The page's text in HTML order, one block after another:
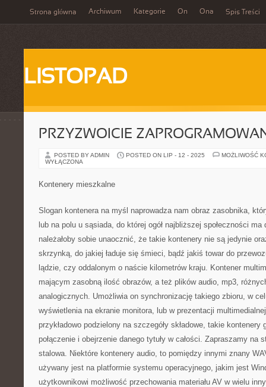
Strona główna Archiwum Kategorie On Ona Spis Treści
LISTOPAD
PRZYZWOICIE
POSTED BY ADMIN POSTED ON LIP - 12 - 2025
MOŻLIWOŚĆ
WYŁĄCZONA
Kontenery mieszkalne
Slogan kontenera na myśl naprowadza nam obraz zasobnika,
lub na polu u sąsiada, do której ogół najbliższej społeczności
należałoby sobie unaocznić, że takie kontenery nie są jedynie
skrzynką, do jakiej ładuje się śmieci, bądź jakiś towar do
lądzie, czy oddalonym o naście kilometrów kraju. Kontener
mającym zasobną ilość obrazów, a też plików audio, mp3,
analogicznych. Umożliwia on synchronizację takiego zbioru, w
wyświetlenia na ekranie monitora, lub w prezentacji
przykładowo podzielony na szczegóły składowe, takie kontenery
połączenie i obejrzenie danego tytuły w całości. Zapraszamy na
stalowa. Niektóre kontenery audio, to pomiędzy innymi znany
używany jest na platformie systemu operacyjnego, jakim jest
użytkownikowi możliwość przechowania materiału AV w wielu